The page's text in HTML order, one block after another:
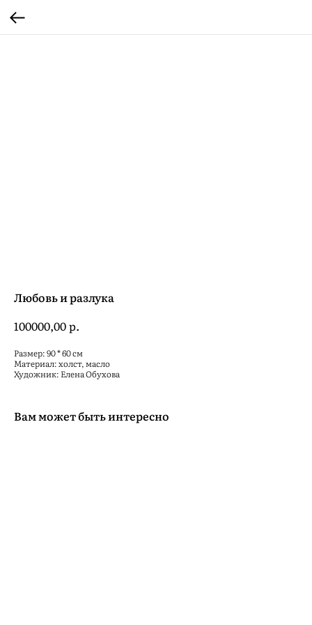
Любовь и разлука
100000,00р.
Размер: 90 * 60 см
Материал: холст, масло
Художник: Елена Обухова
Вам может быть интересно